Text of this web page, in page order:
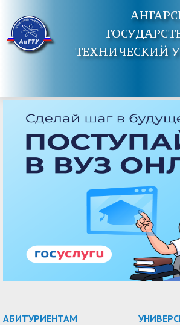
ТЕХНИЧЕСКИЙ
АБИТУРИЕНТАМ